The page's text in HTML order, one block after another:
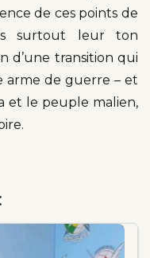
de ces points de
surtout leur ton
d’une transition qui
arme de guerre – et
et le peuple malien,